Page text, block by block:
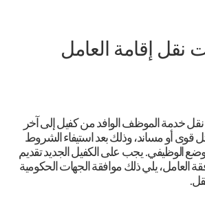
إقامة العامل
نقل خدمة الموظف الوافد من كفيل إلى آخر
قوى أو مساند، وذلك بعد استيفاء الشروط
الوظيفي. يجب على الكفيل الجديد تقديم
العامل، يلي ذلك موافقة الجهات الحكومية